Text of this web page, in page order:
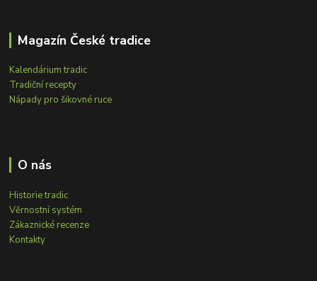
Magazín České tradice
Kalendárium tradic
Tradiční recepty
Nápady pro šikovné ruce
O nás
Historie tradic
Věrnostní systém
Zákaznické recenze
Kontakty